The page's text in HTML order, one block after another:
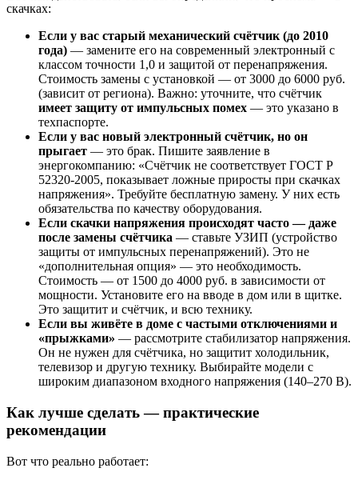
скачках:
Если у вас старый механический счётчик (до 2010
года) — замените его на современный электронный с
классом точности 1,0 и защитой от перенапряжения.
Стоимость замены с установкой — от 3000 до 6000 руб.
(зависит от региона). Важно: уточните, что счётчик
имеет защиту от импульсных помех — это указано в
техпаспорте.
Если у вас новый электронный счётчик, но он
прыгает — это брак. Пишите заявление в
энергокомпанию: «Счётчик не соответствует ГОСТ Р
52320-2005, показывает ложные приросты при скачках
напряжения». Требуйте бесплатную замену. У них есть
обязательства по качеству оборудования.
Если скачки напряжения происходят часто — даже
после замены счётчика — ставьте УЗИП (устройство
защиты от импульсных перенапряжений). Это не
«дополнительная опция» — это необходимость.
Стоимость — от 1500 до 4000 руб. в зависимости от
мощности. Установите его на вводе в дом или в щитке.
Это защитит и счётчик, и всю технику.
Если вы живёте в доме с частыми отключениями и
«прыжками» — рассмотрите стабилизатор напряжения.
Он не нужен для счётчика, но защитит холодильник,
телевизор и другую технику. Выбирайте модели с
широким диапазоном входного напряжения (140–270 В).
Как лучше сделать — практические
рекомендации
Вот что реально работает: